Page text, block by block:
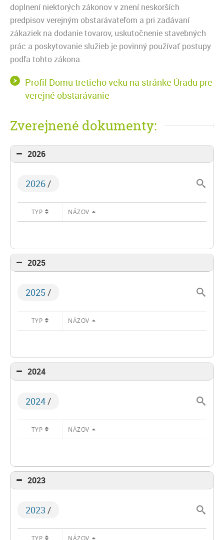
doplnení niektorých zákonov v znení neskorších
predpisov verejným obstarávateľom a pri zadávaní
zákaziek na dodanie tovarov, uskutočnenie stavebných
prác a poskytovanie služieb je povinný používať postupy
podľa tohto zákona.
Profil Domu tretieho veku na stránke Úradu pre
verejné obstarávanie
Zverejnené dokumenty:
2026
2026/
TYP NÁZOV
2025
2025/
TYP NÁZOV
2024
2024/
TYP NÁZOV
2023
2023 /
TYP NÁZOV